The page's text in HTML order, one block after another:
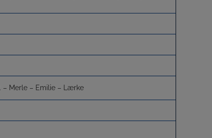
– Merle – Emilie – Lærke